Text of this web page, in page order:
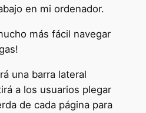
en mi ordenador.
más fácil navegar
una barra lateral
a los usuarios plegar
de cada página para